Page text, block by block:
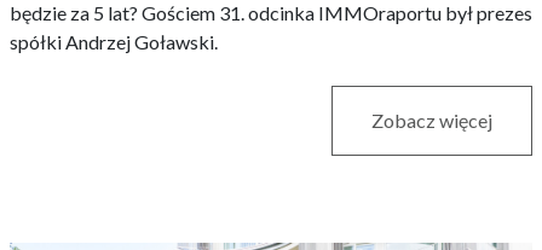
będzie za 5 lat? Gościem 31. odcinka IMMOraportu był prezes
spółki Andrzej Goławski.
Zobacz więcej